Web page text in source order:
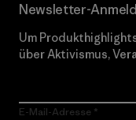
Newsletter-
Um
über Aktivismus,
E-Mail-Adresse